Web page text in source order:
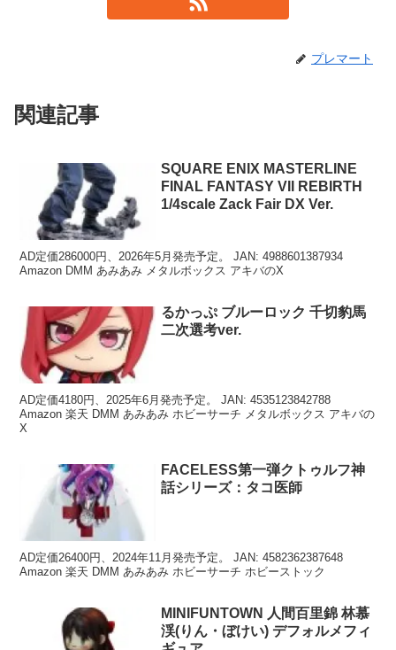
プレマート
関連記事
SQUARE ENIX MASTERLINE
FINAL FANTASY VII REBIRTH
1/4scale Zack Fair DX Ver.
AD定価286000円、2026年5月発売予定。 JAN: 4988601387934
Amazon DMM あみあみ メタルボックス アキバのX
るかっぷ ブルーロック 千切豹馬
二次選考ver.
AD定価4180円、2025年6月発売予定。 JAN: 4535123842788
Amazon 楽天 DMM あみあみ ホビーサーチ メタルボックス アキバの
X
FACELESS第一弾クトゥルフ神
話シリーズ：タコ医師
AD定価26400円、2024年11月発売予定。 JAN: 4582362387648
Amazon 楽天 DMM あみあみ ホビーサーチ ホビーストック
MINIFUNTOWN 人間百里錦 林慕
渓(りん・ぼけい) デフォルメフィ